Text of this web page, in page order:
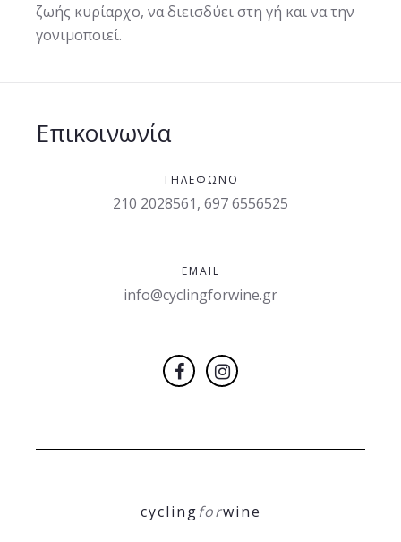
ζωής κυρίαρχο, να διεισδύει στη γή και να την
γονιμοποιεί.
Επικοινωνία
ΤΗΛΈΦΩΝΟ
210 2028561, 697 6556525
EMAIL
info@cyclingforwine.gr
cyclingforwine